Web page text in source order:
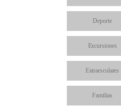
Deporte
Excursiones
Extraescolares
Familias